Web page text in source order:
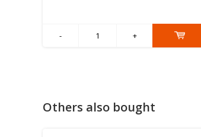
- +
Others also bought